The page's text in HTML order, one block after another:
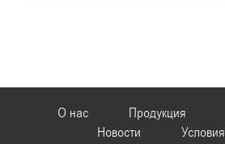
О нас Продукция
Новости
Условия